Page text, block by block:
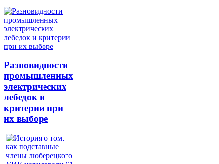
Разновидности
промышленных
электрических
лебедок и
критерии при
их выборе